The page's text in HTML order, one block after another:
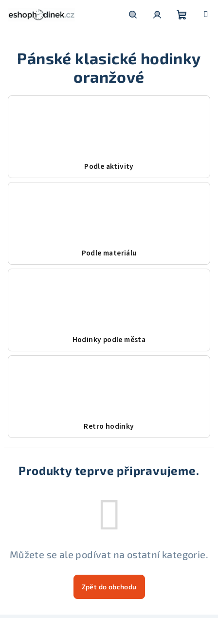
košík
Pánské klasické hodinky
oranžové
Podle aktivity
Podle materiálu
Hodinky podle města
Retro hodinky
Produkty teprve připravujeme.
Můžete se ale podívat na ostatní kategorie.
Zpět do obchodu